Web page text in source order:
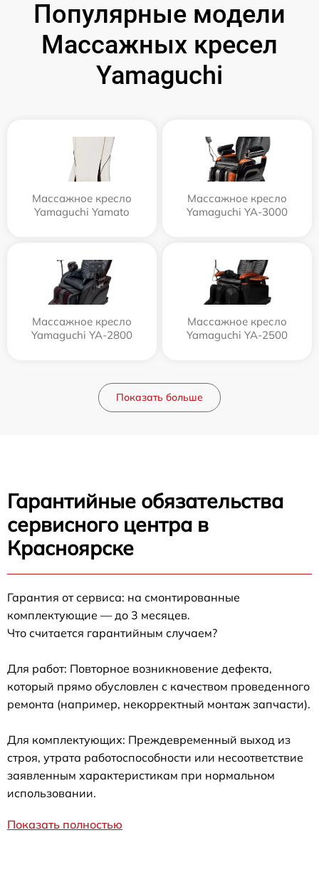
Популярные модели
Массажных кресел
Yamaguchi
Массажное кресло
Yamaguchi Yamato
Массажное кресло
Yamaguchi YA-3000
Массажное кресло
Yamaguchi YA-2800
Массажное кресло
Yamaguchi YA-2500
Показать больше
Гарантийные обязательства
сервисного центра в
Красноярске
Гарантия от сервиса: на смонтированные
комплектующие — до 3 месяцев.
Что считается гарантийным случаем?
Для работ: Повторное возникновение дефекта,
который прямо обусловлен с качеством проведенного
ремонта (например, некорректный монтаж запчасти).
Для комплектующих: Преждевременный выход из
строя, утрата работоспособности или несоответствие
заявленным характеристикам при нормальном
использовании.
Показать полностью